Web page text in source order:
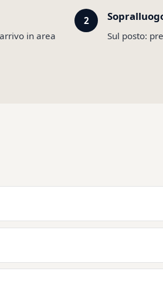
in area
Sul posto: